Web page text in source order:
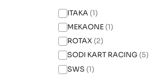
ITAKA (1)
MEKAONE (1)
ROTAX (2)
SODI KART RACING (5)
SWS (1)